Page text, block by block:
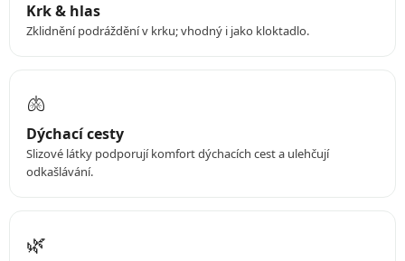
Krk & hlas
Zklidnění podráždění v krku; vhodný i jako kloktadlo.
🫁
Dýchací cesty
Slizové látky podporují komfort dýchacích cest a ulehčují
odkašlávání.
🌿